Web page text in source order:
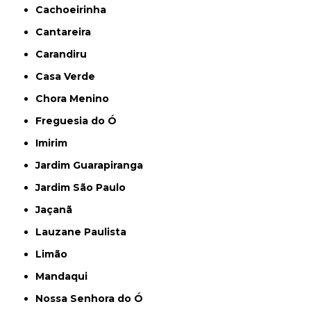
Cachoeirinha
Cantareira
Carandiru
Casa Verde
Chora Menino
Freguesia do Ó
Imirim
Jardim Guarapiranga
Jardim São Paulo
Jaçanã
Lauzane Paulista
Limão
Mandaqui
Nossa Senhora do Ó